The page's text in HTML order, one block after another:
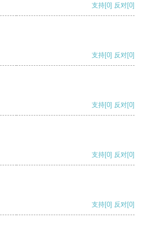
支持[0] 反对[0]
支持[0] 反对[0]
支持[0] 反对[0]
支持[0] 反对[0]
支持[0] 反对[0]